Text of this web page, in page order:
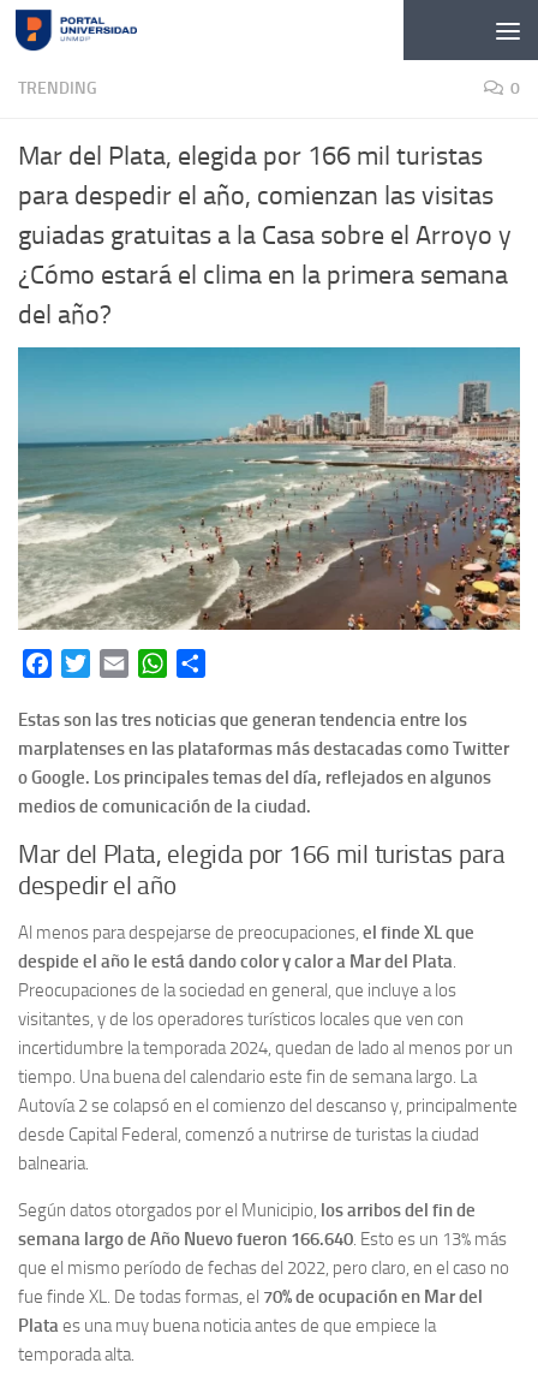
Skip to content
TRENDING 0
Mar del Plata, elegida por 166 mil turistas
para despedir el año, comienzan las visitas
guiadas gratuitas a la Casa sobre el Arroyo y
¿Cómo estará el clima en la primera semana
del año?
FacebookTwitterEmail WhatsApp
Estas son las tres noticias que generan tendencia entre los
marplatenses en las plataformas más destacadas como Twitter
o Google. Los principales temas del día, reflejados en algunos
medios de comunicación de la ciudad.
Mar del Plata, elegida por 166 mil turistas para
despedir el año
Al menos para despejarse de preocupaciones, el finde XL que
despide el año le está dando color y calor a Mar del Plata.
Preocupaciones de la sociedad en general, que incluye a los
visitantes, y de los operadores turísticos locales que ven con
incertidumbre la temporada 2024, quedan de lado al menos por un
tiempo. Una buena del calendario este fin de semana largo. La
Autovía 2 se colapsó en el comienzo del descanso y, principalmente
desde Capital Federal, comenzó a nutrirse de turistas la ciudad
balnearia.
Según datos otorgados por el Municipio, los arribos del fin de
semana largo de Año Nuevo fueron 166.640. Esto es un 13% más
que el mismo período de fechas del 2022, pero claro, en el caso no
fue finde XL. De todas formas, el 70% de ocupación en Mar del
Plataes una muy buena noticia antes de que empiece la
temporada alta.